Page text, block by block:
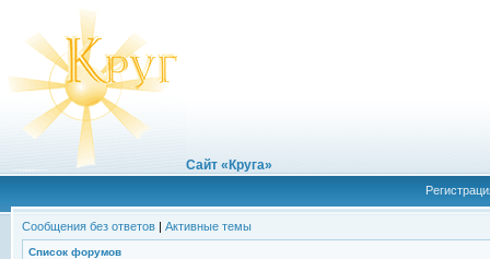
Сайт «Круга»
Сообщения без ответов | Активные темы
Список форумов